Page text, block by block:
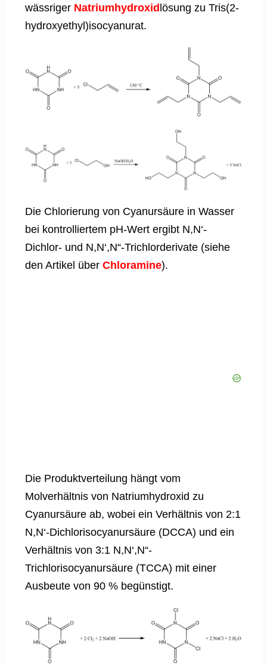
wässriger Natriumhydroxid lösung zu Tris(2-
hydroxyethyl)isocyanurat.
Die Chlorierung von Cyanursäure in Wasser
bei kontrolliertem pH-Wert ergibt N,N‘-
Dichlor- und N,N‘,N“-Trichlorderivate (siehe
den Artikel über Chloramine).
Die Produktverteilung hängt vom
Molverhältnis von Natriumhydroxid zu
Cyanursäure ab, wobei ein Verhältnis von 2:1
N,N‘-Dichlorisocyanursäure (DCCA) und ein
Verhältnis von 3:1 N,N‘,N“-
Trichlorisocyanursäure (TCCA) mit einer
Ausbeute von 90 % begünstigt.